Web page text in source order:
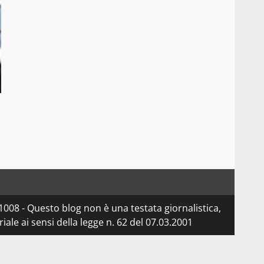
- Questo blog non è una testata giornalistica,
ai sensi della legge n. 62 del 07.03.2001